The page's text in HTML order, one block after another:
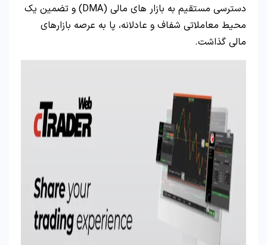
دسترسی مستقیم به بازار های مالی (DMA) و تضمین یک
محیط معاملاتی شفاف و عادلانه، پا به عرصه بازارهای
مالی گذاشت.